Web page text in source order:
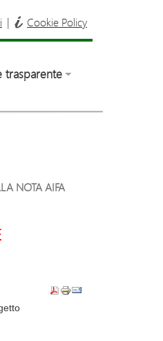
| Cookie Policy
trasparente
NOTA AIFA